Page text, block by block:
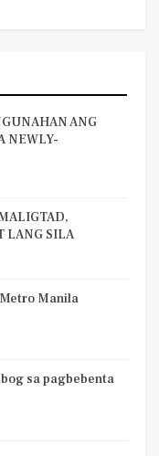
ANG
NEWLY-
LANG SILA
Manila
sa pagbebenta